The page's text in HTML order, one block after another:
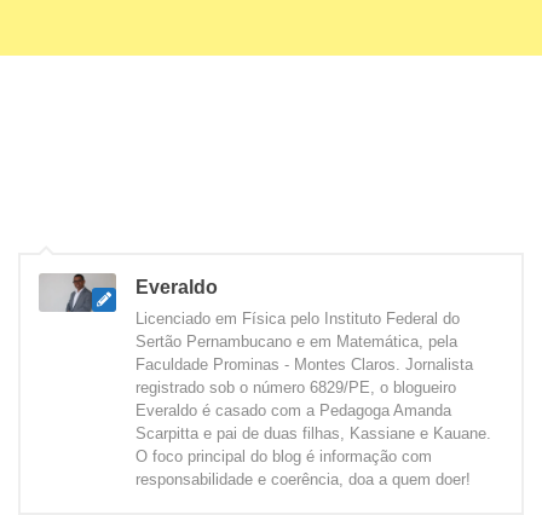
Everaldo
Licenciado em Física pelo Instituto Federal do
Sertão Pernambucano e em Matemática, pela
Faculdade Prominas - Montes Claros. Jornalista
registrado sob o número 6829/PE, o blogueiro
Everaldo é casado com a Pedagoga Amanda
Scarpitta e pai de duas filhas, Kassiane e Kauane.
O foco principal do blog é informação com
responsabilidade e coerência, doa a quem doer!